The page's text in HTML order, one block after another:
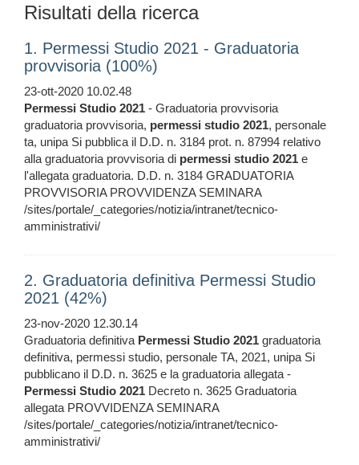
Risultati della ricerca
1. Permessi Studio 2021 - Graduatoria
provvisoria (100%)
23-ott-2020 10.02.48
Permessi Studio 2021 - Graduatoria provvisoria
graduatoria provvisoria, permessi studio 2021, personale
ta, unipa Si pubblica il D.D. n. 3184 prot. n. 87994 relativo
alla graduatoria provvisoria di permessi studio 2021 e
l'allegata graduatoria. D.D. n. 3184 GRADUATORIA
PROVVISORIA PROVVIDENZA SEMINARA
/sites/portale/_categories/notizia/intranet/tecnico-
amministrativi/
2. Graduatoria definitiva Permessi Studio
2021 (42%)
23-nov-2020 12.30.14
Graduatoria definitiva Permessi Studio 2021 graduatoria
definitiva, permessi studio, personale TA, 2021, unipa Si
pubblicano il D.D. n. 3625 e la graduatoria allegata -
Permessi Studio 2021 Decreto n. 3625 Graduatoria
allegata PROVVIDENZA SEMINARA
/sites/portale/_categories/notizia/intranet/tecnico-
amministrativi/